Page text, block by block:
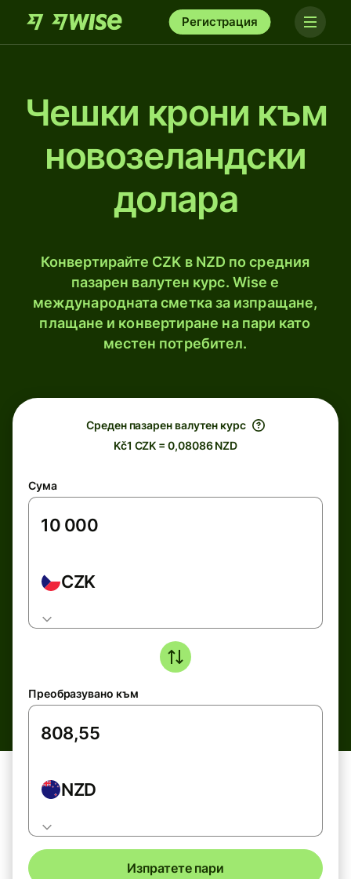
Регистрация
Чешки крони към
новозеландски
долара
Конвертирайте CZK в NZD по средния
пазарен валутен курс. Wise е
международната сметка за изпращане,
плащане и конвертиране на пари като
местен потребител.
Среден пазарен валутен курс
Kč1 CZK = 0,08086 NZD
Сума
CZK
Преобразувано към
NZD
Изпратете пари